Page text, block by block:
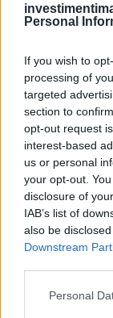
Personal
If you wish to
processing of
targeted
section to
opt-out request
interest-based
us or personal
your opt-out.
disclosure of
IAB’s list of
also be
Downstream
Please note
Personal
La macchina
ponderazione
Redazione · 5 Ago 2026
NEWS